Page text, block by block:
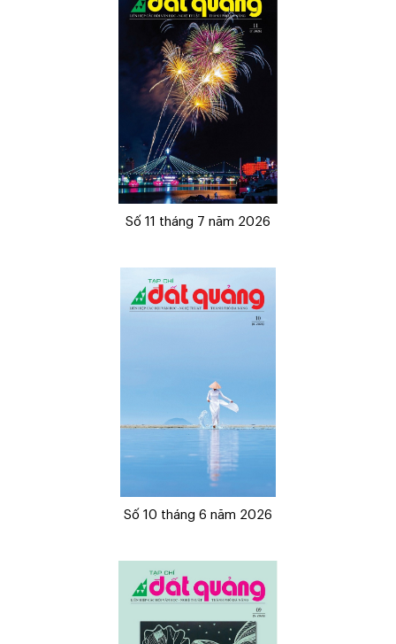
Số 11 tháng 7 năm 2026
Số 10 tháng 6 năm 2026